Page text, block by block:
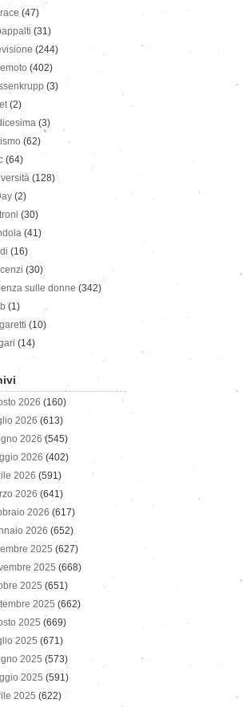
(47)
(31)
(244)
(402)
(3)
(2)
(3)
(62)
(64)
(128)
(2)
(30)
(41)
(16)
(30)
sulle donne (342)
(1)
(10)
(14)
2026 (160)
2026 (613)
2026 (545)
2026 (402)
2026 (591)
2026 (641)
2026 (617)
2026 (652)
2025 (627)
2025 (668)
2025 (651)
2025 (662)
2025 (669)
2025 (671)
2025 (573)
2025 (591)
2025 (622)